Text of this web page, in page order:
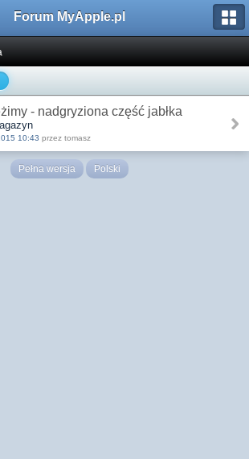
Forum MyApple.pl
- nadgryziona część jabłka
10:43 przez tomasz
Pełna wersja Polski